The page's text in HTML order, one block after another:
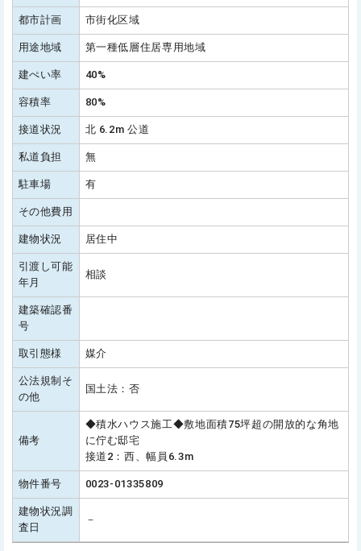
都市計画 市街化区域
用途地域 第一種低層住居専用地域
建ぺい率 40%
容積率 80%
接道状況 北 6.2m 公道
私道負担 無
駐車場 有
その他費用
建物状況 居住中
引渡し可能
年月
相談
建築確認番
号
取引態様 媒介
公法規制そ
の他
国土法：否
備考
◆積水ハウス施工◆敷地面積75坪超の開放的な角地
に佇む邸宅
接道2：西、幅員6.3m
物件番号 0023-01335809
建物状況調
査日
－